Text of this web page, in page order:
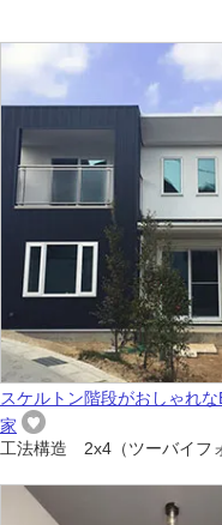
スケルトン階段がおしゃれ
家
工法構造 2x4（ツーバイフ